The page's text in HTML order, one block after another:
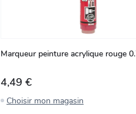
Marqueur peinture acrylique rouge
4,49 €
Choisir mon magasin